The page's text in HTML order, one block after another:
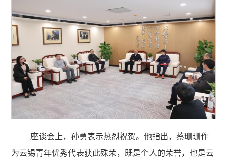
座谈会上，孙勇表示热烈祝贺。他指出，蔡珊珊作
为云锡青年优秀代表获此殊荣，既是个人的荣誉，也是云